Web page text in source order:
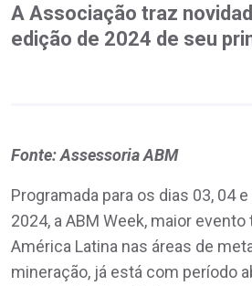
A Associação traz
edição de 2024 de seu
Fonte: Assessoria ABM
Programada para os dias 03, 04
2024, a ABM Week, maior
América Latina nas áreas de
mineração, já está com período